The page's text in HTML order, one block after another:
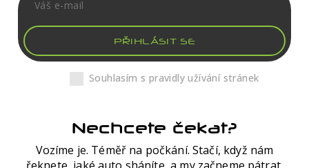
PŘIHLÁSIT SE
Souhlasím s pravidly užívání stránek
Nechcete čekat?
Vozíme je. Téměř na počkání. Stačí, když nám